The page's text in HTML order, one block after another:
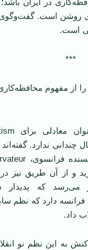
در ایران
روشن است.
است.
***
از مفهوم
چندانی ندارد.
و از آن طریق نیز
می‌رسد که پدیدار
فرانسه دارد که نظم
داد.
به این نظم نو